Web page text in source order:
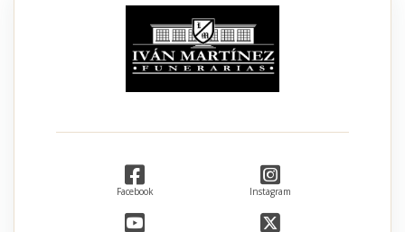
Facebook Instagram